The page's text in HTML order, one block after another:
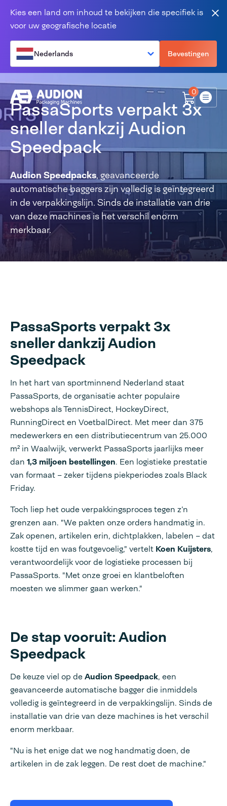
Kies een land om inhoud te bekijken die specifiek is
voor uw geografische locatie
Nederlands Bevestingen
0
Menu
PassaSports verpakt 3x
sneller dankzij Audion
Speedpack
Audion Speedpacks, geavanceerde
automatische baggers zijn volledig is geïntegreerd
in de verpakkingslijn. Sinds de installatie van drie
van deze machines is het verschil enorm
merkbaar.
PassaSports verpakt 3x
sneller dankzij Audion
Speedpack
In het hart van sportminnend Nederland staat
PassaSports, de organisatie achter populaire
webshops als TennisDirect, HockeyDirect,
RunningDirect en VoetbalDirect. Met meer dan 375
medewerkers en een distributiecentrum van 25.000
m² in Waalwijk, verwerkt PassaSports jaarlijks meer
dan 1,3 miljoen bestellingen. Een logistieke prestatie
van formaat – zeker tijdens piekperiodes zoals Black
Friday.
Toch liep het oude verpakkingsproces tegen z’n
grenzen aan. "We pakten onze orders handmatig in.
Zak openen, artikelen erin, dichtplakken, labelen – dat
kostte tijd en was foutgevoelig," vertelt Koen Kuijsters,
verantwoordelijk voor de logistieke processen bij
PassaSports. "Met onze groei en klantbeloften
moesten we slimmer gaan werken."
De stap vooruit: Audion
Speedpack
De keuze viel op deAudion Speedpack, een
geavanceerde automatische bagger die inmiddels
volledig is geïntegreerd in de verpakkingslijn. Sinds de
installatie van drie van deze machines is het verschil
enorm merkbaar.
"Nu is het enige dat we nog handmatig doen, de
artikelen in de zak leggen. De rest doet de machine."